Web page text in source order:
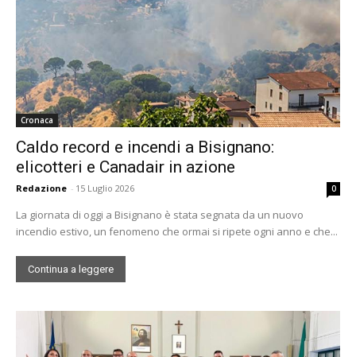
Cronaca
Caldo record e incendi a Bisignano:
elicotteri e Canadair in azione
Redazione - 15 Luglio 2026 0
La giornata di oggi a Bisignano è stata segnata da un nuovo
incendio estivo, un fenomeno che ormai si ripete ogni anno e che...
Continua a leggere